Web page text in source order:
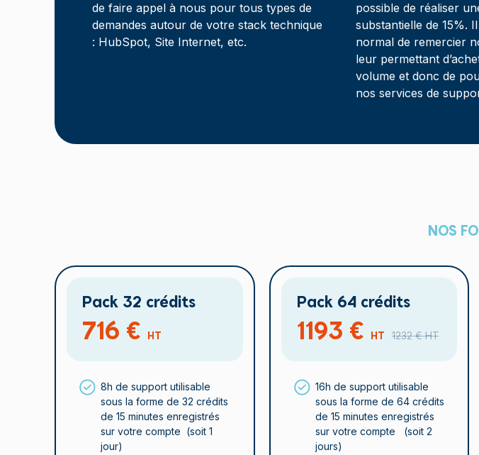
de faire appel à nous pour tous types de
demandes autour de votre stack technique
: HubSpot, Site Internet, etc.
possible de réaliser
substantielle de 15%.
normal de remercier
leur permettant
volume et donc de
nos services de
NOS
Pack 32 crédits
716 € HT
8h de support utilisable
sous la forme de 32 crédits
de 15 minutes enregistrés
sur votre compte (soit 1
jour)
Pack 64 crédits
1193 € HT 1232 €HT
16h de support utilisable
sous la forme de 64 crédits
de 15 minutes enregistrés
sur votre compte (soit 2
jours)